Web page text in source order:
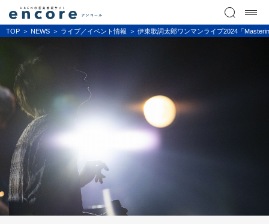
TOP NEWS ライブ／イベント情報 伊東歌詞太郎ワンマンライブ2024「